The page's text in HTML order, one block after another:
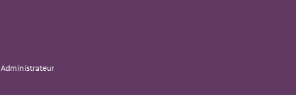
Administrateur